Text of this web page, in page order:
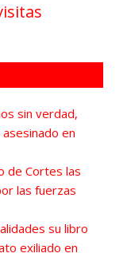
sin verdad,
en
de Cortes las
las fuerzas
su libro
exiliado en